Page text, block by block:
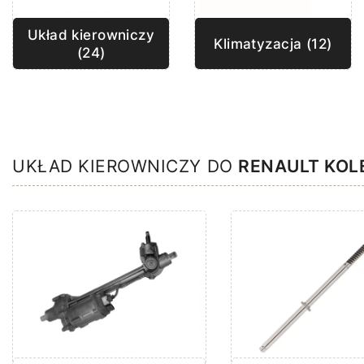
Układ kierowniczy
(24)
Klimatyzacja (12)
UKŁAD KIEROWNICZY DO RENAULT